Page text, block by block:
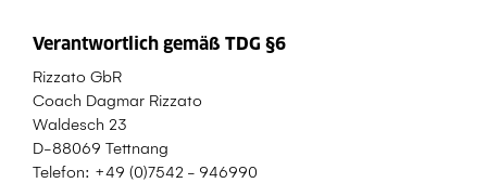
Verantwortlich gemäß TDG §6
Rizzato GbR
Coach Dagmar Rizzato
Waldesch 23
D-88069 Tettnang
Telefon: +49 (0)7542 - 946990